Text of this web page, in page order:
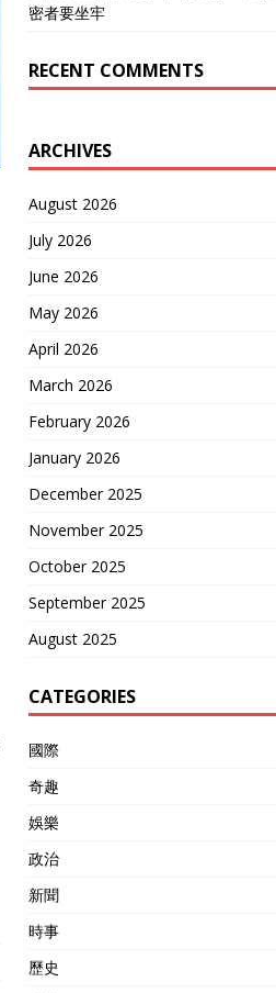
密者要坐牢
RECENT COMMENTS
ARCHIVES
August 2026
July 2026
June 2026
May 2026
April 2026
March 2026
February 2026
January 2026
December 2025
November 2025
October 2025
September 2025
August 2025
CATEGORIES
國際
奇趣
娛樂
政治
新聞
時事
歷史